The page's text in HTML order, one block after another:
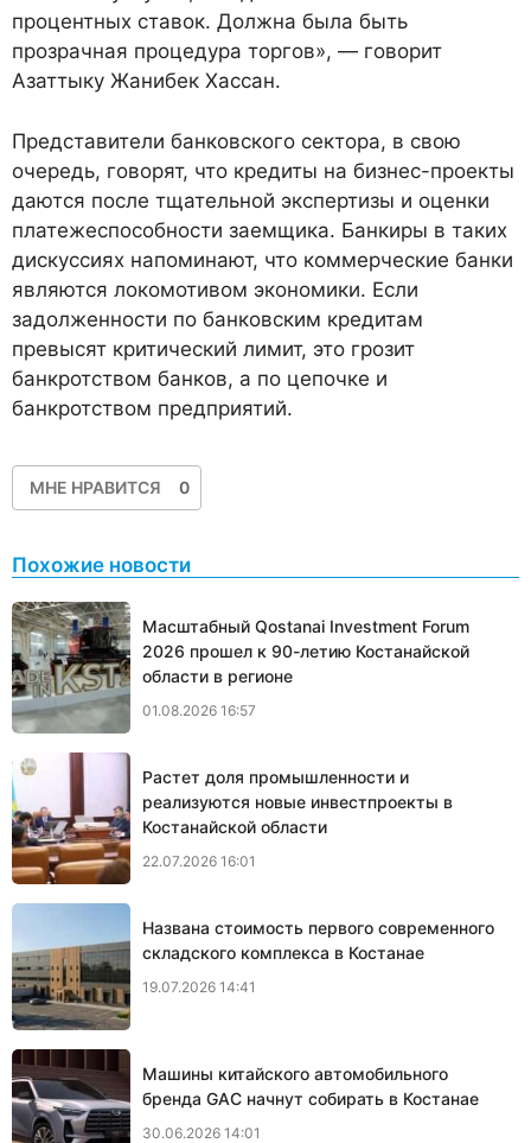
процентных ставок. Должна была быть
прозрачная процедура торгов», — говорит
Азаттыку Жанибек Хассан.
Представители банковского сектора, в свою
очередь, говорят, что кредиты на бизнес-проекты
даются после тщательной экспертизы и оценки
платежеспособности заемщика. Банкиры в таких
дискуссиях напоминают, что коммерческие банки
являются локомотивом экономики. Если
задолженности по банковским кредитам
превысят критический лимит, это грозит
банкротством банков, а по цепочке и
банкротством предприятий.
МНЕ НРАВИТСЯ 0
Похожие новости
Масштабный Qostanai Investment Forum
2026 прошел к 90-летию Костанайской
области в регионе
01.08.2026 16:57
Растет доля промышленности и
реализуются новые инвестпроекты в
Костанайской области
22.07.2026 16:01
Названа стоимость первого современного
складского комплекса в Костанае
19.07.2026 14:41
Машины китайского автомобильного
бренда GAC начнут собирать в Костанае
30.06.2026 14:01